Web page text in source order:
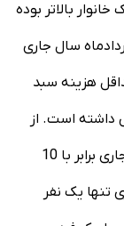
بالاتر بوده
سال جاری
حداقل هزینه سبد
56 درصد افزایش داشته است. از
طرف دیگر حداقل حقوق تصویب شده در سال جاری برابر با 10
تنها یک نفر